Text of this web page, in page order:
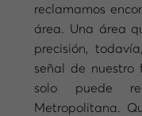
reclamamos
área. Una área
precisión,
señal de nuestro
solo puede
Metropolitana.